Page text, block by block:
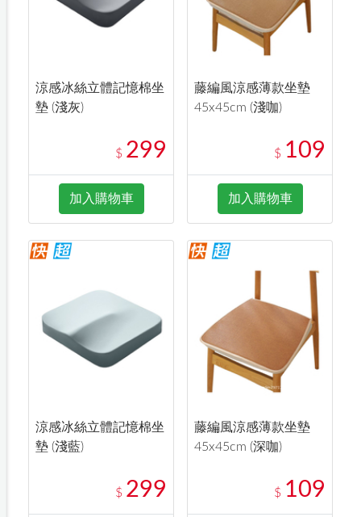
涼感冰絲立體記憶棉坐
墊 (淺灰)
$ 299
加入購物車
藤編風涼感薄款坐墊
45x45cm (淺咖)
$ 109
加入購物車
涼感冰絲立體記憶棉坐
墊 (淺藍)
$ 299
藤編風涼感薄款坐墊
45x45cm (深咖)
$ 109